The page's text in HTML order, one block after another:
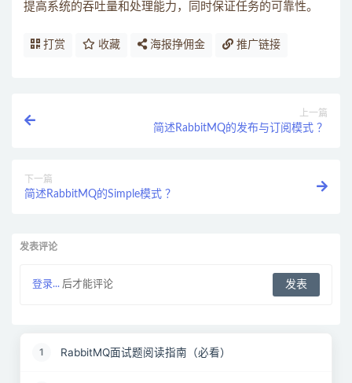
提高系统的吞吐量和处理能力，同时保证任务的可靠性。
打赏 收藏 海报挣佣金 推广链接
上一篇
简述RabbitMQ的发布与订阅模式 ？
下一篇
简述RabbitMQ的Simple模式 ？
发表评论
登录... 后才能评论
1 RabbitMQ面试题阅读指南（必看）